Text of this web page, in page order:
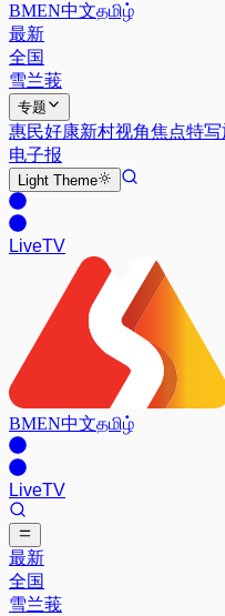
BMEN中文தமிழ்
最新
全国
雪兰莪
专题
惠民好康新村视角焦点特写
电子报
Light Theme
LiveTV
BMEN中文தமிழ்
LiveTV
最新
全国
雪兰莪